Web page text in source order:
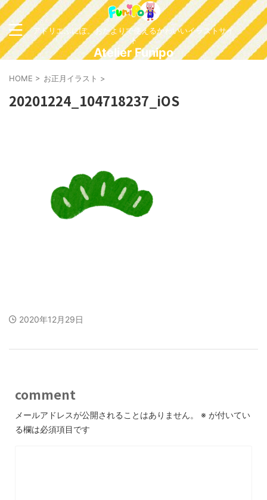
アトリエふにぽ。おたよりで使えるかわいいイラストサイ
ト
Atelier Funipo
HOME > お正月イラスト >
20201224_104718237_iOS
2020年12月29日
comment
メールアドレスが公開されることはありません。 ※ が付いてい
る欄は必須項目です